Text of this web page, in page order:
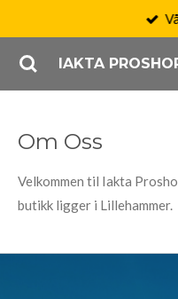
hovedinnhold
IAKTA
Om Oss
Velkommen til Iakta
butikk ligger i Lillehammer.